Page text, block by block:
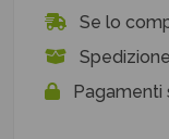
Se lo
Pagamenti